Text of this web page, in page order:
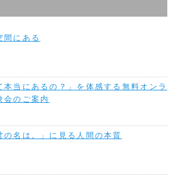
間にある
本当にあるの？」を体感する無料オンラ
会のご案内
の名は。」に見る人間の本質